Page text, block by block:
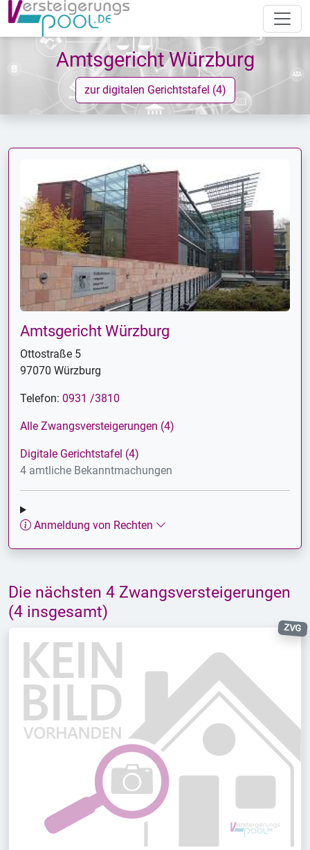
Amtsgericht Würzburg
zur digitalen Gerichtstafel (4)
Die nächsten 4 Zwangsversteigerungen
(4 insgesamt)
ZVG
Amtsgericht Würzburg
Ottostraße 5
97070 Würzburg
Telefon: 0931 /3810
Alle Zwangsversteigerungen (4)
Digitale Gerichtstafel (4)
4 amtliche Bekanntmachungen
Anmeldung von Rechten